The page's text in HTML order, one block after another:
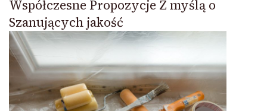
Współczesne Propozycje Z myślą o
Szanujących jakość